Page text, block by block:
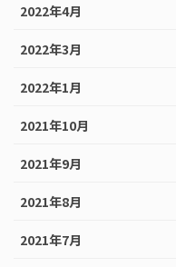
2022年4月
2022年3月
2022年1月
2021年10月
2021年9月
2021年8月
2021年7月